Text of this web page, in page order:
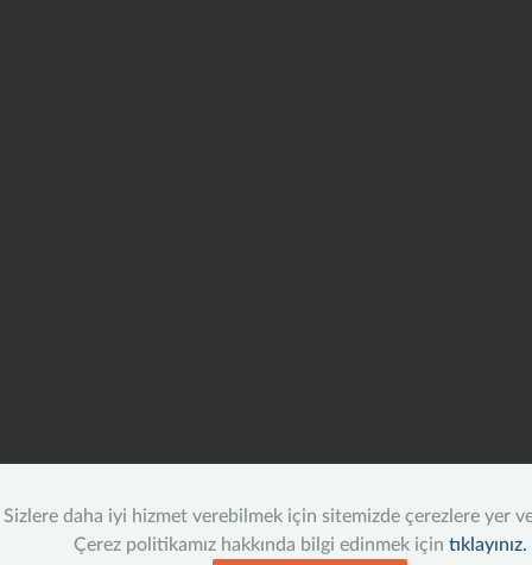
Sizlere daha iyi hizmet verebilmek için sitemizde çerezlere yer
Çerez politikamız hakkında bilgi edinmek için tıklayınız.